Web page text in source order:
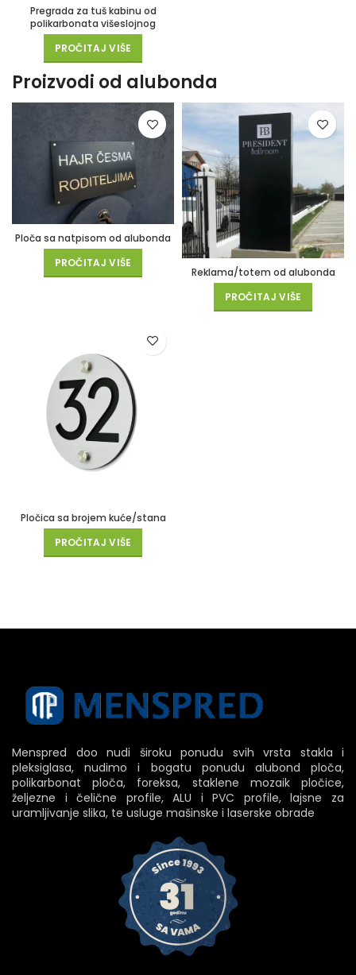
Pregrada za tuš kabinu od
polikarbonata višeslojnog
PROČITAJ VIŠE
Proizvodi od alubonda
Ploča sa natpisom od alubonda
PROČITAJ VIŠE
Reklama/totem od alubonda
PROČITAJ VIŠE
Pločica sa brojem kuće/stana
PROČITAJ VIŠE
Menspred doo nudi široku ponudu svih vrsta stakla i
pleksiglasa, nudimo i bogatu ponudu alubond ploča,
polikarbonat ploča, foreksa, staklene mozaik pločice,
željezne i čelične profile, ALU i PVC profile, lajsne za
uramljivanje slika, te usluge mašinske i laserske obrade